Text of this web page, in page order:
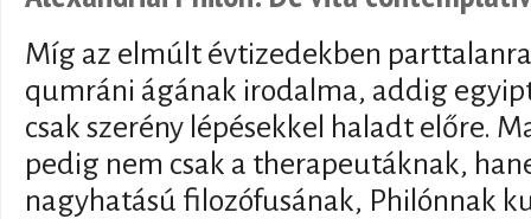
Míg az elmúlt évtizedekben
qumráni ágának irodalma, addig
csak szerény lépésekkel haladt előre.
pedig nem csak a therapeutáknak,
nagyhatású filozófusának, Philónnak